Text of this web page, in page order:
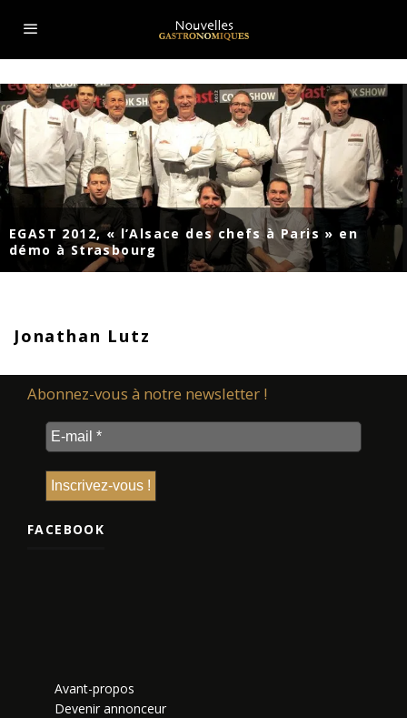
EGAST 2012, « l’Alsace des chefs à Paris » en
démo à Strasbourg
Jonathan Lutz
Abonnez-vous à notre newsletter !
FACEBOOK
Avant-propos
Devenir annonceur